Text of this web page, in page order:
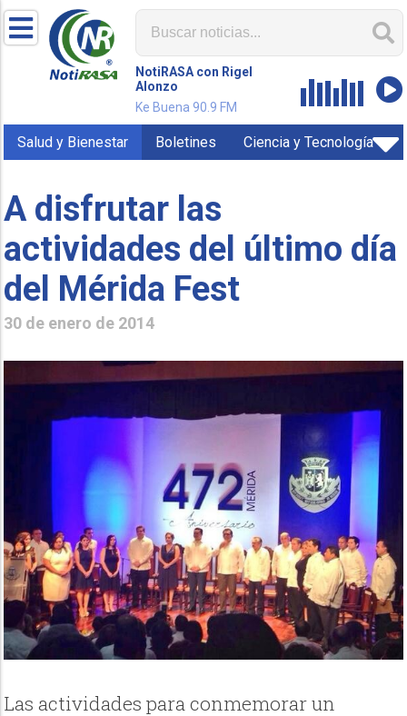
NotiRASA con Rigel
Alonzo
Ke Buena 90.9 FM
Salud y Bienestar Boletines Ciencia y Tecnología
A disfrutar las
actividades del último día
del Mérida Fest
30 de enero de 2014
Las actividades para conmemorar un